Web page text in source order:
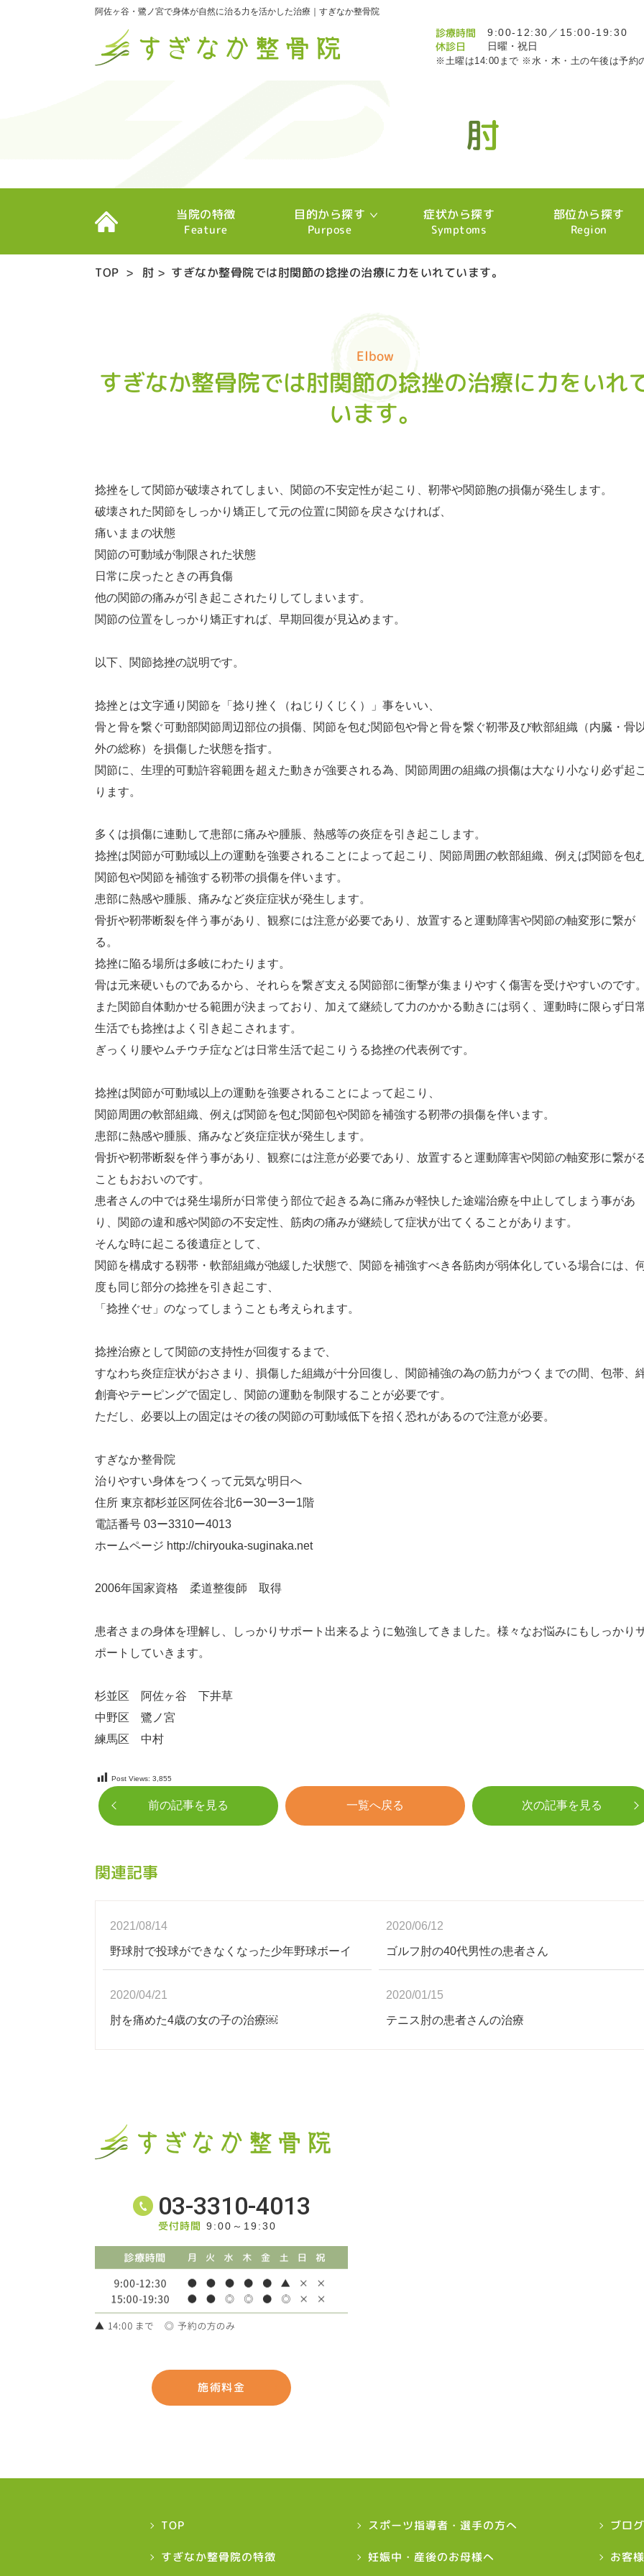
阿佐ヶ谷・鷺ノ宮で身体が自然に治る力を活かした治療｜すぎなか整骨院
診療時間 9:00-12:30／15:00-19:30
休診日 日曜・祝日
※土曜は14:00まで ※水・木・土の午後は予約
肘
肘
肘
肘
肘
肘
肘
肘
肘
肘
肘
肘
肘
肘
肘
肘
肘
当院の特徴
Feature
目的から探す
Purpose
症状から探す
Symptoms
部位から探す
Region
TOP > 肘 > すぎなか整骨院では肘関節の捻挫の治療に力をいれています。
Elbow
すぎなか整骨院では肘関節の捻挫の治療に力をいれ
います。
捻挫をして関節が破壊されてしまい、関節の不安定性が起こり、靭帯や関節胞の損傷が発生します。
破壊された関節をしっかり矯正して元の位置に関節を戻さなければ、
痛いままの状態
関節の可動域が制限された状態
日常に戻ったときの再負傷
他の関節の痛みが引き起こされたりしてしまいます。
関節の位置をしっかり矯正すれば、早期回復が見込めます。
以下、関節捻挫の説明です。
捻挫とは文字通り関節を「捻り挫く（ねじりくじく）」事をいい、
骨と骨を繋ぐ可動部関節周辺部位の損傷、関節を包む関節包や骨と骨を繋ぐ靭帯及び軟部組織（内臓・骨
外の総称）を損傷した状態を指す。
関節に、生理的可動許容範囲を超えた動きが強要される為、関節周囲の組織の損傷は大なり小なり必ず起
ります。
多くは損傷に連動して患部に痛みや腫脹、熱感等の炎症を引き起こします。
捻挫は関節が可動域以上の運動を強要されることによって起こり、関節周囲の軟部組織、例えば関節を包
関節包や関節を補強する靭帯の損傷を伴います。
患部に熱感や腫脹、痛みなど炎症症状が発生します。
骨折や靭帯断裂を伴う事があり、観察には注意が必要であり、放置すると運動障害や関節の軸変形に繋が
る。
捻挫に陥る場所は多岐にわたります。
骨は元来硬いものであるから、それらを繋ぎ支える関節部に衝撃が集まりやすく傷害を受けやすいのです
また関節自体動かせる範囲が決まっており、加えて継続して力のかかる動きには弱く、運動時に限らず日
生活でも捻挫はよく引き起こされます。
ぎっくり腰やムチウチ症などは日常生活で起こりうる捻挫の代表例です。
捻挫は関節が可動域以上の運動を強要されることによって起こり、
関節周囲の軟部組織、例えば関節を包む関節包や関節を補強する靭帯の損傷を伴います。
患部に熱感や腫脹、痛みなど炎症症状が発生します。
骨折や靭帯断裂を伴う事があり、観察には注意が必要であり、放置すると運動障害や関節の軸変形に繋が
こともおおいのです。
患者さんの中では発生場所が日常使う部位で起きる為に痛みが軽快した途端治療を中止してしまう事があ
り、関節の違和感や関節の不安定性、筋肉の痛みが継続して症状が出てくることがあります。
そんな時に起こる後遺症として、
関節を構成する靱帯・軟部組織が弛緩した状態で、関節を補強すべき各筋肉が弱体化している場合には、
度も同じ部分の捻挫を引き起こす、
「捻挫ぐせ」のなってしまうことも考えられます。
捻挫治療として関節の支持性が回復するまで、
すなわち炎症症状がおさまり、損傷した組織が十分回復し、関節補強の為の筋力がつくまでの間、包帯、
創膏やテーピングで固定し、関節の運動を制限することが必要です。
ただし、必要以上の固定はその後の関節の可動域低下を招く恐れがあるので注意が必要。
すぎなか整骨院
治りやすい身体をつくって元気な明日へ
住所 東京都杉並区阿佐谷北6ー30ー3ー1階
電話番号 03ー3310ー4013
ホームページ http://chiryouka-suginaka.net
2006年国家資格 柔道整復師 取得
患者さまの身体を理解し、しっかりサポート出来るように勉強してきました。様々なお悩みにもしっかり
ポートしていきます。
杉並区 阿佐ヶ谷 下井草
中野区 鷺ノ宮
練馬区 中村
Post Views: 3,855
前の記事を見る 一覧へ戻る 次の記事を見る
関連記事
2021/08/14
野球肘で投球ができなくなった少年野球ボーイ
2020/06/12
ゴルフ肘の40代男性の患者さん
2020/04/21
肘を痛めた4歳の女の子の治療￼
2020/01/15
テニス肘の患者さんの治療
03-3310-4013
受付時間 9:00～19:30
施術料金
TOP
すぎなか整骨院の特徴
スポーツ指導者・選手の方へ
妊娠中・産後のお母様へ
ブログ
お客